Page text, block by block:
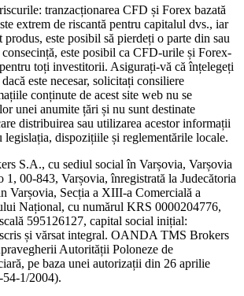
tranzacționarea CFD și Forex bazată
extrem de riscantă pentru capitalul dvs., iar
produs, este posibil să pierdeți o parte din sau
este posibil ca CFD-urile și Forex-
toți investitorii. Asigurați-vă că înțelegeți
este necesar, solicitați consiliere
conținute de acest site web nu se
unei anumite țări și nu sunt destinate
distribuirea sau utilizarea acestor informații
dispozițiile și reglementările locale.
S.A., cu sediul social în Varșovia, Varșovia
00-843, Varșovia, înregistrată la Judecătoria
Varșovia, Secția a XIII-a Comercială a
Național, cu numărul KRS 0000204776,
595126127, capital social inițial:
și vărsat integral. OANDA TMS Brokers
Autorității Poloneze de
pe baza unei autorizații din 26 aprilie
1/2004).